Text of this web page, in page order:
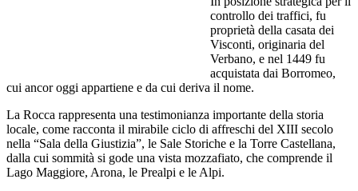
controllo dei traffici, fu
proprietà della casata dei
Visconti, originaria del
Verbano, e nel 1449 fu
acquistata dai Borromeo,
cui ancor oggi appartiene e da cui deriva il nome.
La Rocca rappresenta una testimonianza importante della storia
locale, come racconta il mirabile ciclo di affreschi del XIII secolo
nella “Sala della Giustizia”, le Sale Storiche e la Torre Castellana,
dalla cui sommità si gode una vista mozzafiato, che comprende il
Lago Maggiore, Arona, le Prealpi e le Alpi.